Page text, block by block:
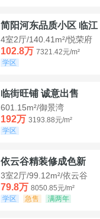
简阳河东品质小区 临
4室2厅/140.41m²/悦荣府
102.8万 7321.42元/m²
学区
临街旺铺 诚意出售
601.15m²/御景湾
192万 3193.88元/m²
学区
依云谷精装修成色新
3室2厅/99.12m²/依云谷
79.8万 8050.85元/m²
学区
急售 满两年